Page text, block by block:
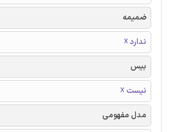
ضمیمه
ندارد ☓
بیس
نیست ☓
مدل مفهومی